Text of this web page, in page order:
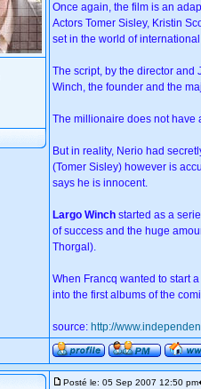
Once again, the film is an
Actors Tomer Sisley, Kristin
set in the world of
The script, by the director
Winch, the founder and the
The millionaire does not have
But in reality, Nerio had
(Tomer Sisley) however is
says he is innocent.
Largo Winch started as a
of success and the huge
Thorgal).
When Francq wanted to start
into the first albums of the
source: http://
Posté le: 05 Sep 2007 12:50 pm